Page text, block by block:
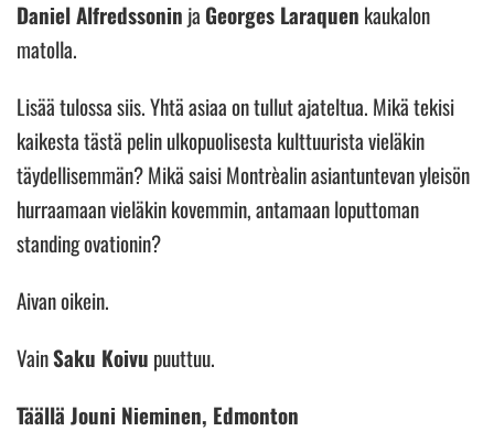
Daniel Alfredssonin ja Georges Laraquen kaukalon
matolla.
Lisää tulossa siis. Yhtä asiaa on tullut ajateltua. Mikä tekisi
kaikesta tästä pelin ulkopuolisesta kulttuurista vieläkin
täydellisemmän? Mikä saisi Montrèalin asiantuntevan yleisön
hurraamaan vieläkin kovemmin, antamaan loputtoman
standing ovationin?
Aivan oikein.
VainSaku Koivu puuttuu.
Täällä Jouni Nieminen, Edmonton